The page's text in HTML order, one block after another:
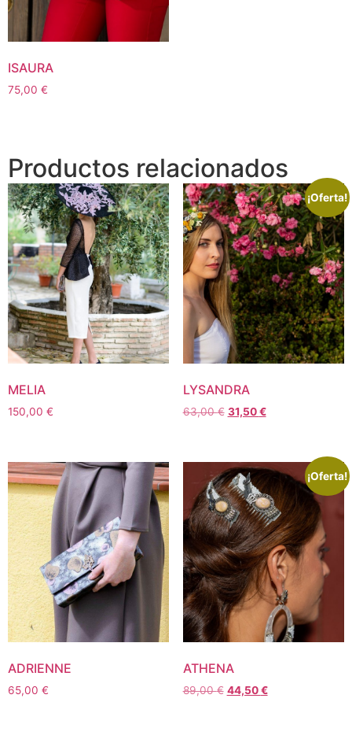
ISAURA
75,00 €
Productos relacionados
MELIA
150,00 €
¡Oferta!
LYSANDRA
63,00€ 31,50€
ADRIENNE
65,00 €
¡Oferta!
ATHENA
89,00€ 44,50€